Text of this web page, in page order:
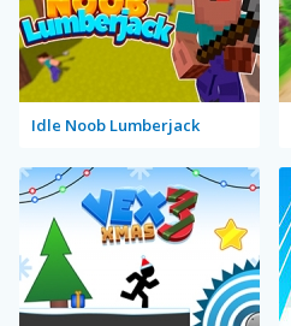
Idle Noob Lumberjack